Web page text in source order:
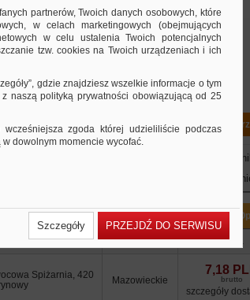
Drukuj PDF
Użytkownicy Ofisowo jeszcze nie
Zobacz
Informacje o produkcie
w sklepie Lokalizacja Cena
Spiżarnia, 420
Mazowieckie
7,18
brutto
szczegóły
partnerów, Twoich danych osobowych, które
w celach marketingowych (obejmujących
w celu ustalenia Twoich potencjalnych
tzw. cookies na Twoich urządzeniach i ich
gdzie znajdziesz wszelkie informacje o tym
naszą polityką prywatności obowiązującą od 25
zgoda której udzieliliście podczas
dowolnym momencie wycofać.
Szczegóły PRZEJDŹ DO SERWISU